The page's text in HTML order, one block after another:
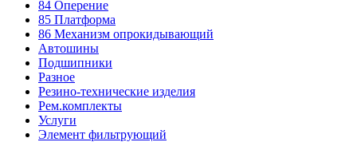
84 Оперение
85 Платформа
86 Механизм опрокидывающий
Автошины
Подшипники
Разное
Резино-технические изделия
Рем.комплекты
Услуги
Элемент фильтрующий